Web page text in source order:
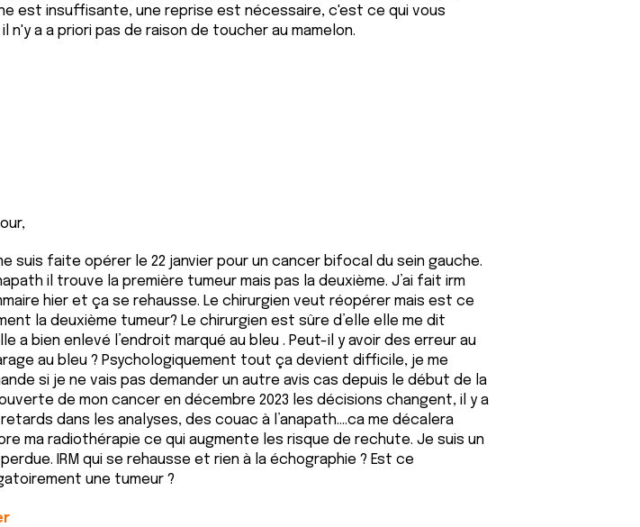
est insuffisante, une reprise est nécessaire, c'est ce qui vous
n'y a a priori pas de raison de toucher au mamelon.
suis faite opérer le 22 janvier pour un cancer bifocal du sein gauche.
il trouve la première tumeur mais pas la deuxième. J’ai fait irm
hier et ça se rehausse. Le chirurgien veut réopérer mais est ce
la deuxième tumeur? Le chirurgien est sûre d’elle elle me dit
a bien enlevé l’endroit marqué au bleu . Peut-il y avoir des erreur au
au bleu ? Psychologiquement tout ça devient difficile, je me
si je ne vais pas demander un autre avis cas depuis le début de la
de mon cancer en décembre 2023 les décisions changent, il y a
dans les analyses, des couac à l’anapath….ca me décalera
ma radiothérapie ce qui augmente les risque de rechute. Je suis un
IRM qui se rehausse et rien à la échographie ? Est ce
une tumeur ?